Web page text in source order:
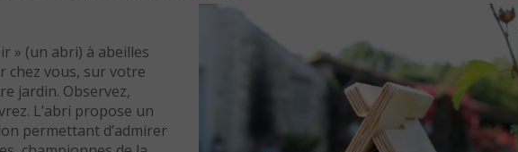
» (un abri) à abeilles
chez vous, sur votre
jardin. Observez,
L’abri propose un
permettant d’admirer